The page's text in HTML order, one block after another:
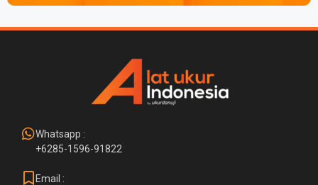
Whatsapp :
+6285-1596-91822
Email :